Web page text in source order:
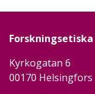
Kyrkogatan 6
00170 Helsingfors